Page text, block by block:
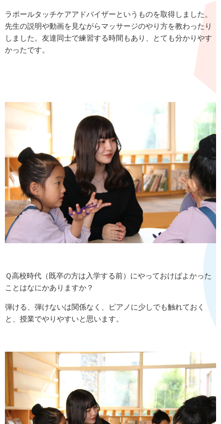
ラポールタッチケアアドバイザーというものを取得しました。
先生の説明や動画を見ながらマッサージのやり方を教わったり
しました。友達同士で練習する時間もあり、とても分かりやす
かったです。
Ｑ高校時代（既卒の方は入学する前）にやっておけばよかった
ことはなにかありますか？
弾ける、弾けないは関係なく、ピアノに少しでも触れておく
と、授業でやりやすいと思います。